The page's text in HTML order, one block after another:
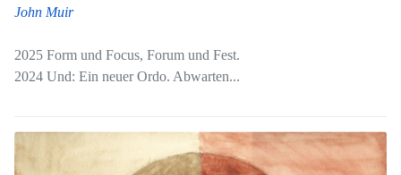
John Muir
2025 Form und Focus, Forum und Fest.
2024 Und: Ein neuer Ordo. Abwarten...